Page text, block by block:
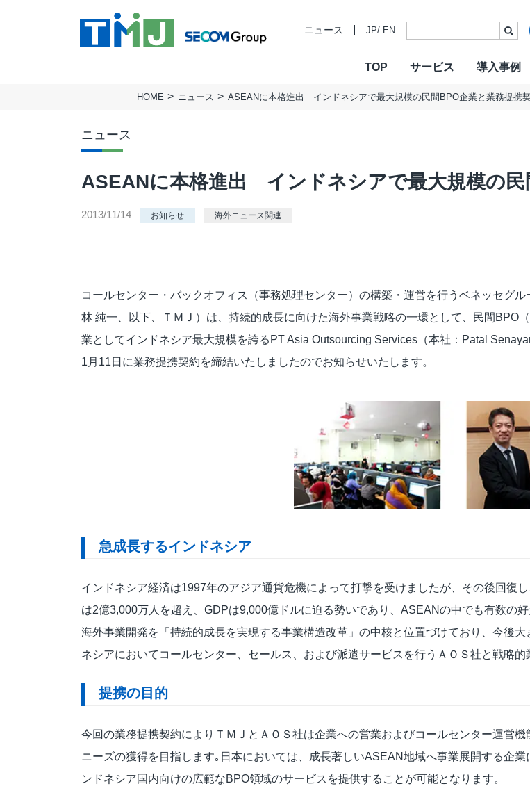
ニュース JP/ EN
TOP サービス 導入事例
CXデザインコンサルティング
業務量調査・分析パッケージ
顧客満足度調査サービス
応対品質診断
応対品質改善支援
NPS導入支援サービス
セールスサポート
AI音声自動応答サービス
ビジュアルIVR
オフショア 日本語コンタクトセンター
SMSコンタクトサービス
TMJの強み ミッション・ビジョン・バリュー ご挨拶
HOME ニュース ASEANに本格進出 インドネシアで最大規模の民間BPO企業と業務提携
ニュース
ASEANに本格進出 インドネシアで最大規模の民
2013/11/14 お知らせ 海外ニュース関連
コールセンター・バックオフィス（事務処理センター）の構築・運営を行うベネッセグ
林 純一、以下、ＴＭＪ）は、持続的成長に向けた海外事業戦略の一環として、民間BPO
業としてインドネシア最大規模を誇るPT Asia Outsourcing Services（本社：Patal
1月11日に業務提携契約を締結いたしましたのでお知らせいたします。
急成長するインドネシア
インドネシア経済は1997年のアジア通貨危機によって打撃を受けましたが、その後回復
は2億3,000万人を超え、GDPは9,000億ドルに迫る勢いであり、ASEANの中でも有数の好
海外事業開発を「持続的成長を実現する事業構造改革」の中核と位置づけており、今後
ネシアにおいてコールセンター、セールス、および派遣サービスを行うＡＯＳ社と戦略的
提携の目的
今回の業務提携契約によりＴＭＪとＡＯＳ社は企業への営業およびコールセンター運営
ニーズの獲得を目指します｡日本においては、成長著しいASEAN地域へ事業展開する企
ンドネシア国内向けの広範なBPO領域のサービスを提供することが可能となります。